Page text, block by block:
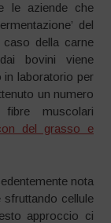
le aziende che
del
della carne
bovini viene
in laboratorio per
un numero
fibre muscolari
del grasso e
nota
cellule
approccio ci